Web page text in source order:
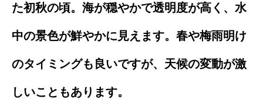
た初秋の頃。海が穏やかで透明度が高く、水
中の景色が鮮やかに見えます。春や梅雨明け
のタイミングも良いですが、天候の変動が激
しいこともあります。